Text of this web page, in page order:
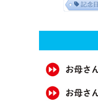
記念日